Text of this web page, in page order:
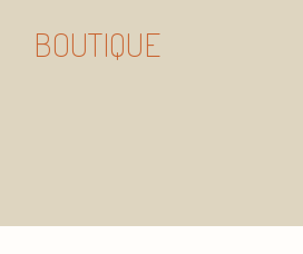
BOUTIQUE